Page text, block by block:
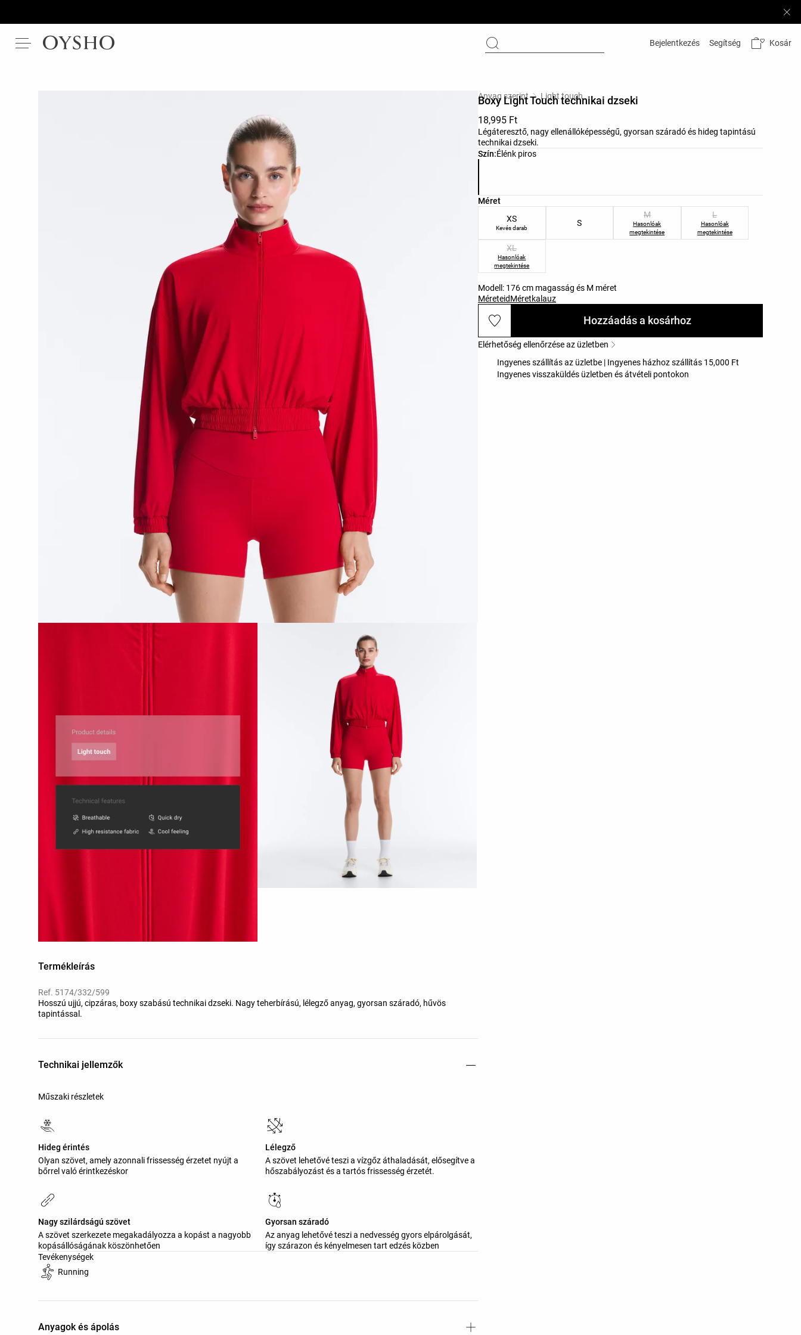
Bejelentkezés Segítség Kosár
Termékleírás
Ref. 5174/332/599
Hosszú ujjú, cipzáras, boxy szabású technikai dzseki. Nagy teherbírású, lélegző anyag, gyorsan száradó, hűvös
tapintással.
Technikai jellemzők
Műszaki részletek
Hideg érintés
Olyan szövet, amely azonnali frissesség érzetet nyújt a
bőrrel való érintkezéskor
Lélegző
A szövet lehetővé teszi a vízgőz áthaladását, elősegítve a
hőszabályozást és a tartós frissesség érzetét.
Nagy szilárdságú szövet
A szövet szerkezete megakadályozza a kopást a nagyobb
kopásállóságának köszönhetően
Gyorsan száradó
Az anyag lehetővé teszi a nedvesség gyors elpárolgását,
így szárazon és kényelmesen tart edzés közben
Tevékenységek
Running
Anyagok és ápolás
Szín:Élénk piros
Termékszínek listája
Anyag szerint Light touch
Boxy Light Touch technikai dzseki
18,995 Ft
Légáteresztő, nagy ellenállóképességű, gyorsan száradó és hideg tapintású
technikai dzseki.
Méret
Termékméretek listája
XS
Kevés darab
S
M
Hasonlóak
megtekintése
L
Hasonlóak
megtekintése
XL
Hasonlóak
megtekintése
Modell: 176 cm magasság és M méret
MéreteidMéretkalauz
Hozzáadás a kosárhoz
Elérhetőség ellenőrzése az üzletben
Ingyenes szállítás az üzletbe | Ingyenes házhoz szállítás 15,000 Ft
Ingyenes visszaküldés üzletben és átvételi pontokon